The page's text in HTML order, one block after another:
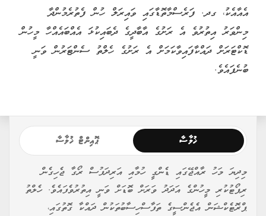
އެއާއެކު، ގދ. ފަރެސްމާތޮޑާގައި ވައިރަލް ހުން ފެތުރެމުންދާ
މިންވަރު އިތުރުވެ އެ ރަށުގެ އާބާދީގެ ދެބައިކުޅަ އެއްބައެއްހާ މީހުން
ޑޮކްޓަރަށް ދައްކާފައިވާކަމަށް އެ ރަށުގެ ހެލްތު ސެންޓަރުން ވަނީ
ބުނެފައެވެ.
ޚުލާސާ ޕޮއިންޓް ޚުލާސާ
މިދިޔަ މަހު ރާއްޖޭގައި ޑެންގީ ހުމާއި އަރިދަފުސް ރޯގާ ޖެހިގެން
ރިޕޯޓުކުރި މީހުންގެ އަދަދު ވަރަށް ބޮޑަށް ވަނީ އިތުރުވެފައެވެ. ހެލްތު
ޕްރޮޓެކްޝަން އެޖެންސީގެ ތަފާސްހިސާބުތަކުން ދައްކާ ގޮތުގައި،